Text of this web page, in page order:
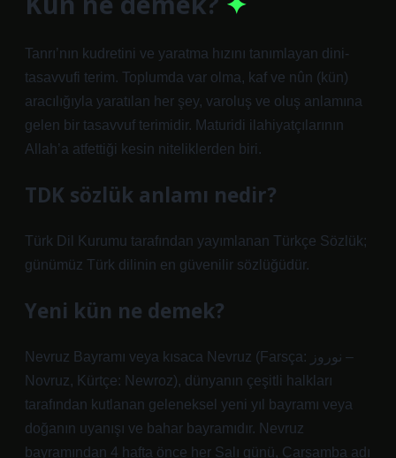
Tanrı’nın kudretini ve yaratma hızını tanımlayan dini-
tasavvufi terim. Toplumda var olma, kaf ve nûn (kün)
aracılığıyla yaratılan her şey, varoluş ve oluş anlamına
gelen bir tasavvuf terimidir. Maturidi ilahiyatçılarının
Allah’a atfettiği kesin niteliklerden biri.
TDK sözlük anlamı nedir?
Türk Dil Kurumu tarafından yayımlanan Türkçe Sözlük;
günümüz Türk dilinin en güvenilir sözlüğüdür.
Yeni kün ne demek?
Nevruz Bayramı veya kısaca Nevruz (Farsça: نوروز –
Novruz, Kürtçe: Newroz), dünyanın çeşitli halkları
tarafından kutlanan geleneksel yeni yıl bayramı veya
doğanın uyanışı ve bahar bayramıdır. Nevruz
bayramından 4 hafta önce her Salı günü, Çarşamba adı